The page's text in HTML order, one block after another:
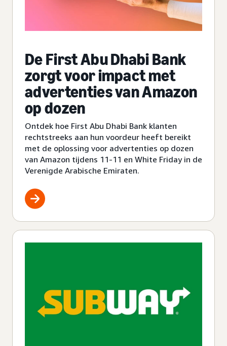
De First Abu Dhabi Bank
zorgt voor impact met
advertenties van Amazon
op dozen
Ontdek hoe First Abu Dhabi Bank klanten
rechtstreeks aan hun voordeur heeft bereikt
met de oplossing voor advertenties op dozen
van Amazon tijdens 11-11 en White Friday in de
Verenigde Arabische Emiraten.